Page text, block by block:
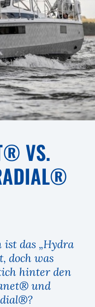
VS.
das „Hydra
doch was
hinter den
und